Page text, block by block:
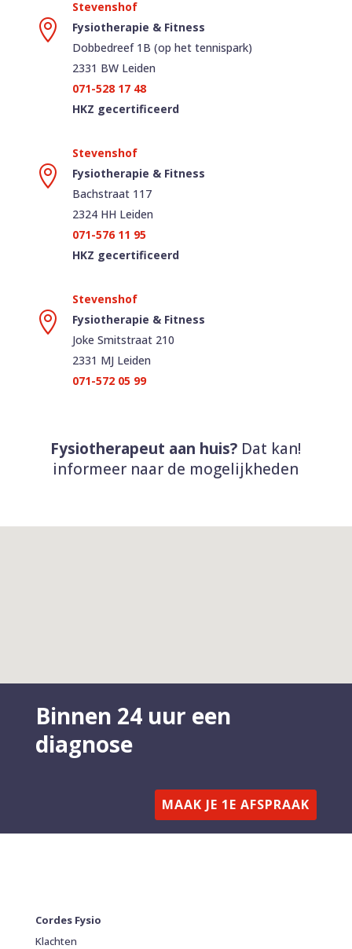

Fysiotherapie & Fitness
Dobbedreef 1B (op het tennispark)
2331 BW Leiden
071-528 17 48
HKZ gecertificeerd

Fysiotherapie & Fitness
Bachstraat 117
2324 HH Leiden
071-576 11 95
HKZ gecertificeerd

Fysiotherapie & Fitness
Joke Smitstraat 210
2331 MJ Leiden
071-572 05 99
Fysiotherapeut aan huis? Dat kan!
informeer naar de mogelijkheden
Binnen 24 uur een
diagnose
MAAK JE 1E AFSPRAAK
Cordes Fysio
Klachten